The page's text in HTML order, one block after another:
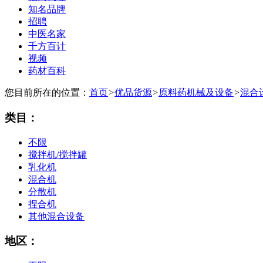
知名品牌
招聘
中医名家
千方百计
视频
药材百科
您目前所在的位置： 首页>优品货源>原料药机械及设备>混合
类目：
不限
搅拌机/搅拌罐
乳化机
混合机
分散机
捏合机
其他混合设备
地区：